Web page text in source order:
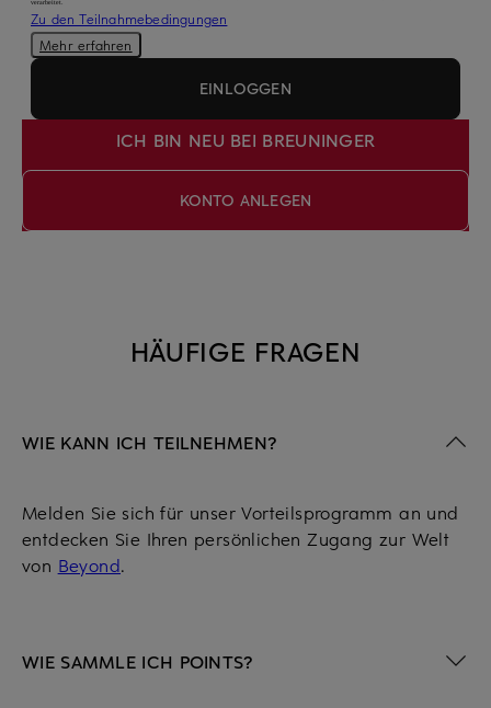
verarbeitet.
Zu den Teilnahmebedingungen
Mehr erfahren
EINLOGGEN
ICH BIN NEU BEI BREUNINGER
KONTO ANLEGEN
HÄUFIGE FRAGEN
WIE KANN ICH TEILNEHMEN?
Melden Sie sich für unser Vorteilsprogramm an und
entdecken Sie Ihren persönlichen Zugang zur Welt
von Beyond.
WIE SAMMLE ICH POINTS?